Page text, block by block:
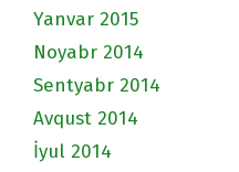
Yanvar 2015
Noyabr 2014
Sentyabr 2014
Avqust 2014
İyul 2014